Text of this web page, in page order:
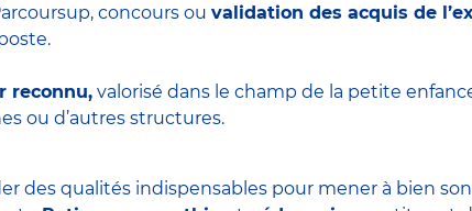
concours ou validation des acquis de
reconnu, valorisé dans le champ de la petite
ou d’autres structures.
des qualités indispensables pour mener à bien